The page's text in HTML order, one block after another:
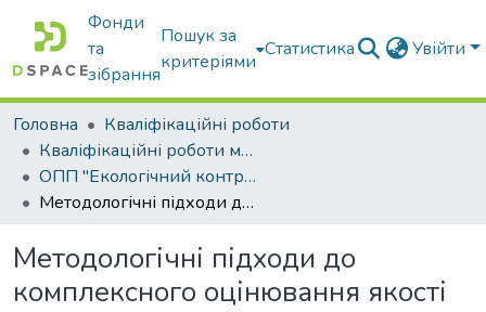
Фонди
та
зібрання
Пошук за
критеріями
Статистика Увійти
Головна
Кваліфікаційні роботи
Кваліфікаційні роботи магістрів
ОПП "Екологічний контроль та аудит"
Методологічні підходи до комплексного оцінювання якості водних об’єктів при проведенні екологічного контролю
Методологічні підходи до
комплексного оцінювання якості